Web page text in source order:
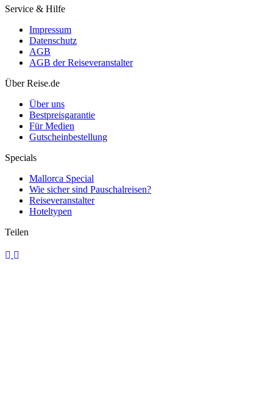
Service & Hilfe
Impressum
Datenschutz
AGB
AGB der Reiseveranstalter
Über Reise.de
Über uns
Bestpreisgarantie
Für Medien
Gutscheinbestellung
Specials
Mallorca Special
Wie sicher sind Pauschalreisen?
Reiseveranstalter
Hoteltypen
Teilen